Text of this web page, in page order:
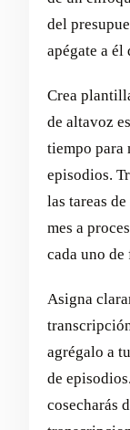
del
apégate a él
Crea
de altavoz
tiempo para
episodios.
las tareas
mes a
cada uno
Asigna
agrégalo a
de
cosecharás